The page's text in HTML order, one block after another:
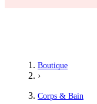
Boutique
›
Corps & Bain